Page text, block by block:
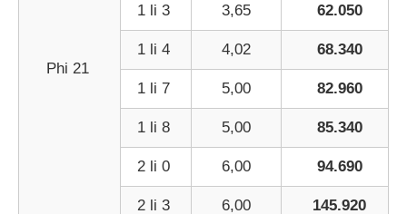
Phi 21
1 li 3 3,65 62.050
1 li 4 4,02 68.340
1 li 7 5,00 82.960
1 li 8 5,00 85.340
2 li 0 6,00 94.690
2 li 3 6,00 145.920